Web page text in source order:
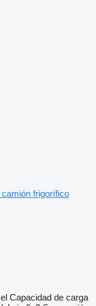
frigorífico
Capacidad de carga